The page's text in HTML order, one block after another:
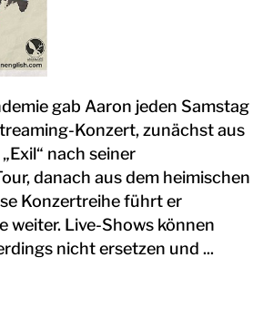
gab Aaron jeden Samstag
Konzert, zunächst aus
nach seiner
danach aus dem heimischen
Konzertreihe führt er
weiter. Live-Shows können
nicht ersetzen und ...